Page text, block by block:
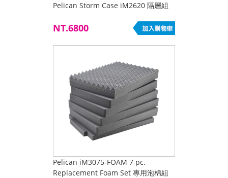
Pelican Storm Case iM2620 隔層組
NT.6800
Pelican iM3075-FOAM 7 pc.
Replacement Foam Set 專用泡棉組